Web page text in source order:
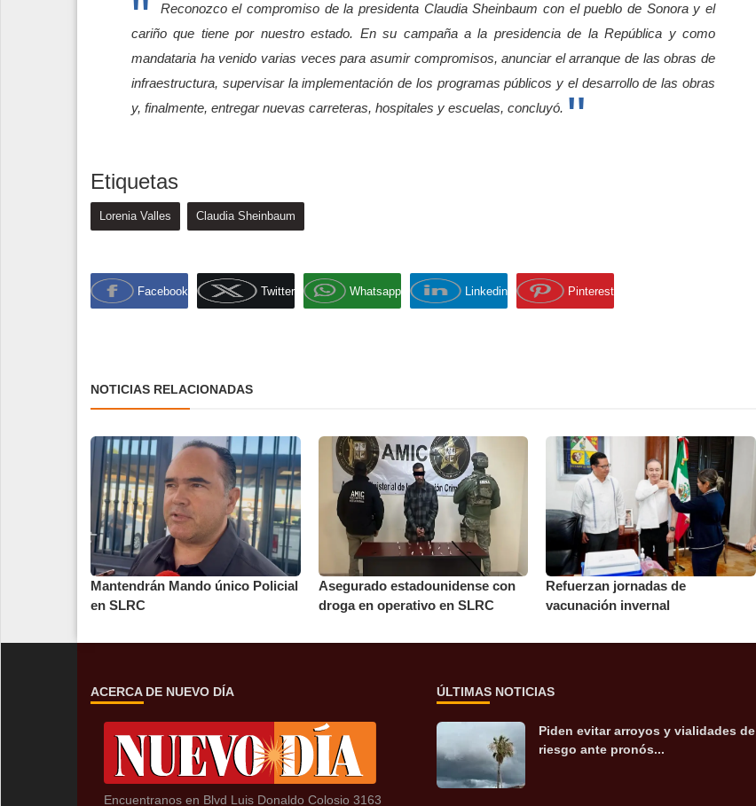
Reconozco el compromiso de la presidenta Claudia Sheinbaum con el pueblo de Sonora y el
cariño que tiene por nuestro estado. En su campaña a la presidencia de la República y como
mandataria ha venido varias veces para asumir compromisos, anunciar el arranque de las obras de
infraestructura, supervisar la implementación de los programas públicos y el desarrollo de las obras
y, finalmente, entregar nuevas carreteras, hospitales y escuelas, concluyó.
Etiquetas
Lorenia Valles Claudia Sheinbaum
Facebook Twitter Whatsapp Linkedin Pinterest
NOTICIAS RELACIONADAS
Mantendrán Mando único Policial
en SLRC
Asegurado estadounidense con
droga en operativo en SLRC
Refuerzan jornadas de
vacunación invernal
ACERCA DE NUEVO DÍA
Encuentranos en Blvd Luis Donaldo Colosio 3163
ÚLTIMAS NOTICIAS
Piden evitar arroyos y vialidades de
riesgo ante pronós...